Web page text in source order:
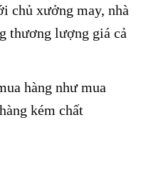
chủ xưởng may, nhà
thương lượng giá cả
hàng như mua
kém chất